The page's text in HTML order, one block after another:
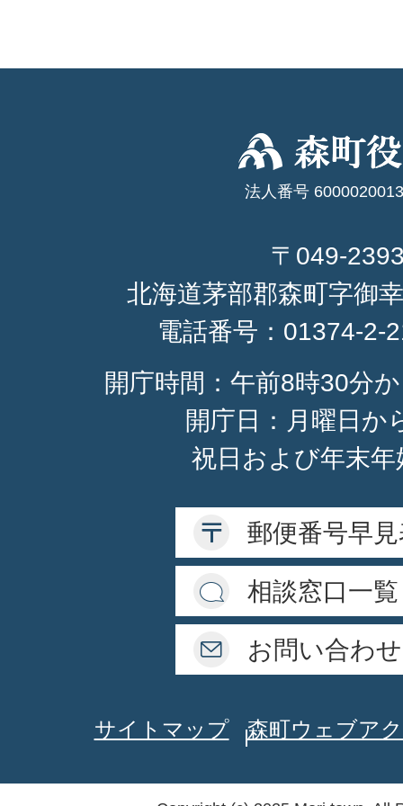
法人番号
〒049-
北海道茅部郡森町字御
電話番号： 01374-2-
開庁時間：午前8時30分
開庁日：月曜日か
祝日および年末
郵便番号早
相談窓口一覧
お問い合わせ
サイトマップ 森町ウェブア